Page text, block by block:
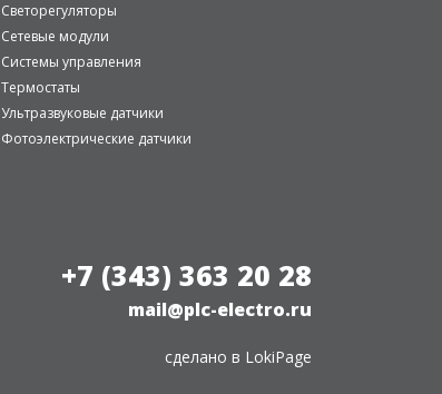
Светорегуляторы
Сетевые модули
Системы управления
Термостаты
Ультразвуковые датчики
Фотоэлектрические датчики
+7 (343) 363 20 28
mail@plc-electro.ru
сделано в LokiPage